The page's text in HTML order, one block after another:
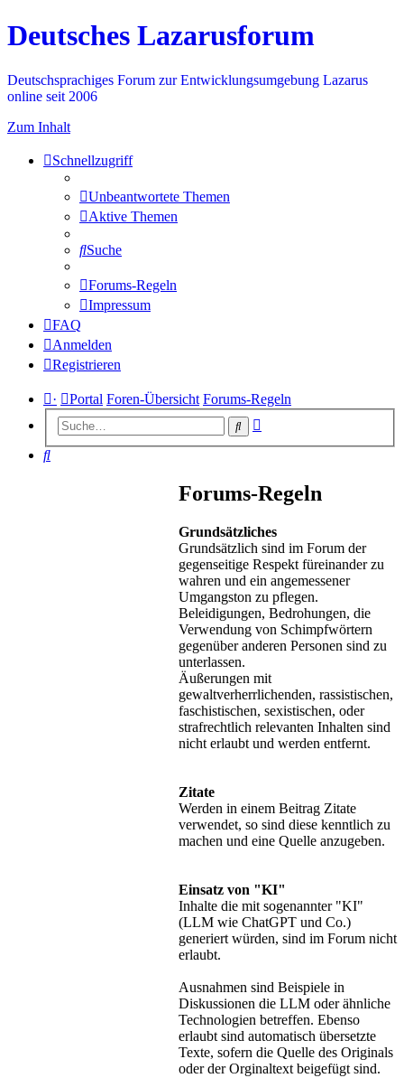
Deutsches Lazarusforum
Deutschsprachiges Forum zur Entwicklungsumgebung Lazarus
online seit 2006
Zum Inhalt
Schnellzugriff
Unbeantwortete Themen
Aktive Themen
Suche
Forums-Regeln
Impressum
FAQ
Anmelden
Registrieren
· Portal Foren-Übersicht Forums-Regeln
Suche
Suche
Forums-Regeln
Grundsätzliches
Grundsätzlich sind im Forum der
gegenseitige Respekt füreinander zu
wahren und ein angemessener
Umgangston zu pflegen.
Beleidigungen, Bedrohungen, die
Verwendung von Schimpfwörtern
gegenüber anderen Personen sind zu
unterlassen.
Äußerungen mit
gewaltverherrlichenden, rassistischen,
faschistischen, sexistischen, oder
strafrechtlich relevanten Inhalten sind
nicht erlaubt und werden entfernt.
Zitate
Werden in einem Beitrag Zitate
verwendet, so sind diese kenntlich zu
machen und eine Quelle anzugeben.
Einsatz von "KI"
Inhalte die mit sogenannter "KI"
(LLM wie ChatGPT und Co.)
generiert würden, sind im Forum nicht
erlaubt.
Ausnahmen sind Beispiele in
Diskussionen die LLM oder ähnliche
Technologien betreffen. Ebenso
erlaubt sind automatisch übersetzte
Texte, sofern die Quelle des Originals
oder der Orginaltext beigefügt sind.